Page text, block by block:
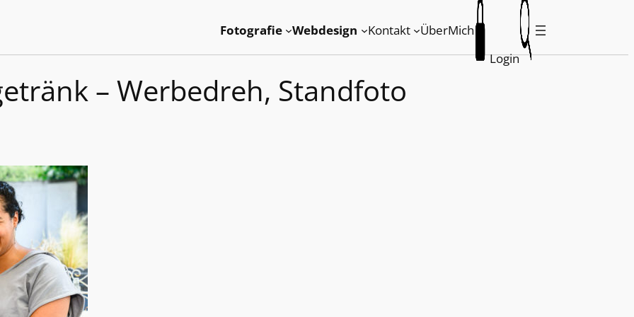
Fotografie Webdesign Kontakt
ÜberMich
Login
– Werbedreh, Standfoto